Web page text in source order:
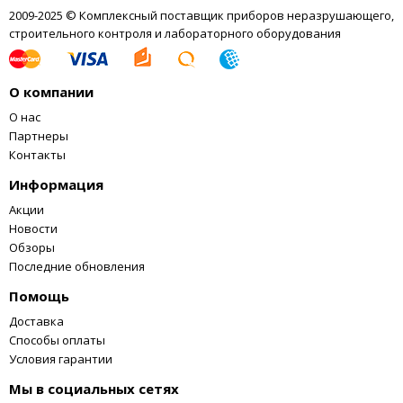
2009-2025 © Комплексный поставщик приборов неразрушающего,
строительного контроля и лабораторного оборудования
О компании
О нас
Партнеры
Контакты
Информация
Акции
Новости
Обзоры
Последние обновления
Помощь
Доставка
Способы оплаты
Условия гарантии
Мы в социальных сетях